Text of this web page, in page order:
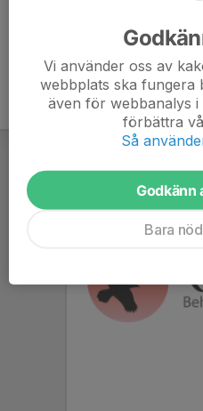
Vi använder oss av
webbplats ska fungera
även för webbanalys
förbättra
Så
Godkänn
Bara